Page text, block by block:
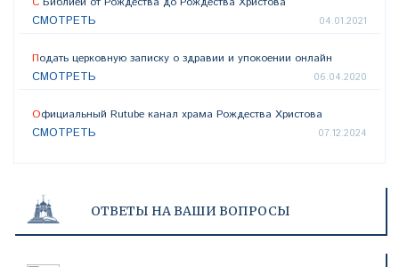
СМОТРЕТЬ 04.01.2021
Подать церковную записку о здравии и упокоении онлайн
СМОТРЕТЬ 06.04.2020
Официальный Rutube канал храма Рождества Христова
СМОТРЕТЬ 07.12.2024
ОТВЕТЫ НА ВАШИ ВОПРОСЫ